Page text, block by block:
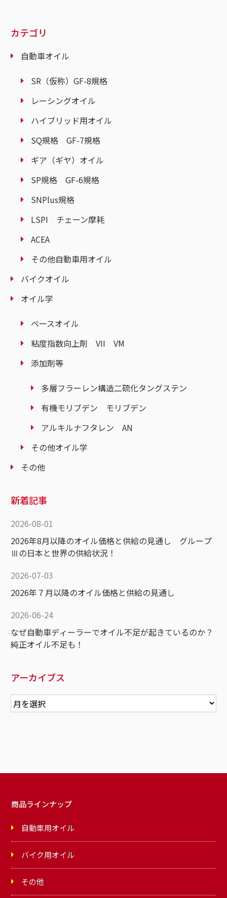
カテゴリ
自動車オイル
SR（仮称）GF-8規格
レーシングオイル
ハイブリッド用オイル
SQ規格 GF-7規格
ギア（ギヤ）オイル
SP規格 GF-6規格
SNPlus規格
LSPI チェーン摩耗
ACEA
その他自動車用オイル
バイクオイル
オイル学
ベースオイル
粘度指数向上剤 VII VM
添加剤等
多層フラーレン構造二硫化タングステン
有機モリブデン モリブデン
アルキルナフタレン AN
その他オイル学
その他
新着記事
2026-08-01
2026年8月以降のオイル価格と供給の見通し グループ
Ⅲの日本と世界の供給状況！
2026-07-03
2026年７月以降のオイル価格と供給の見通し
2026-06-24
なぜ自動車ディーラーでオイル不足が起きているのか？
純正オイル不足も！
アーカイブス
商品ラインナップ
自動車用オイル
バイク用オイル
その他